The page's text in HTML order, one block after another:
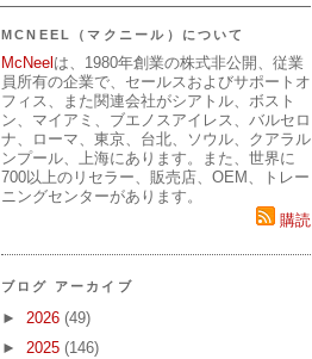
MCNEEL（マクニール）について
McNeel は、1980年創業の株式非公開、従業
員所有の企業で、セールスおよびサポートオ
フィス、また関連会社がシアトル、ボスト
ン、マイアミ、ブエノスアイレス、バルセロ
ナ、ローマ、東京、台北、ソウル、クアラル
ンプール、上海にあります。また、世界に
700以上のリセラー、販売店、OEM、トレー
ニングセンターがあります。
購読
ブログ アーカイブ
► 2026 (49)
► 2025 (146)